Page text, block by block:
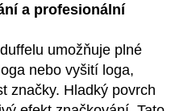
a profesionální
umožňuje plné
nebo vyšití loga,
značky. Hladký povrch